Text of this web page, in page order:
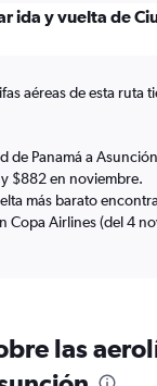
ida y vuelta de
aéreas de esta ruta
de Panamá a
$882 en noviembre.
más barato
Copa Airlines (del 4
las